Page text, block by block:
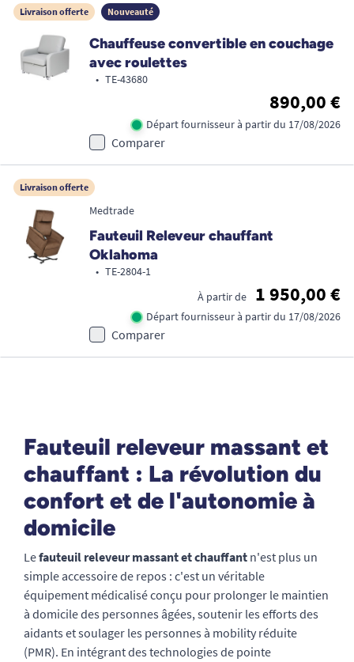
Livraison offerte Nouveauté
Chauffeuse convertible en couchage
avec roulettes
• TE-43680
890,00 €
Départ fournisseur à partir du 17/08/2026
Comparer
Livraison offerte
Medtrade
Fauteuil Releveur chauffant
Oklahoma
• TE-2804-1
À partir de
1 950,00 €
Départ fournisseur à partir du 17/08/2026
Comparer
Fauteuil releveur massant et
chauffant : La révolution du
confort et de l'autonomie à
domicile
Lefauteuil releveur massant et chauffant n'est plus un
simple accessoire de repos : c'est un véritable
équipement médicalisé conçu pour prolonger le maintien
à domicile des personnes âgées, soutenir les efforts des
aidants et soulager les personnes à mobility réduite
(PMR). En intégrant des technologies de pointe